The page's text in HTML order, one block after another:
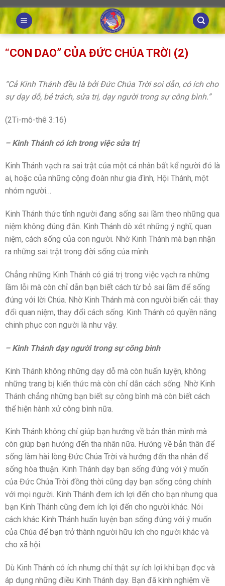
Skip
to
content
“CON DAO” CỦA ĐỨC CHÚA TRỜI (2)
“Cả Kinh Thánh đều là bởi Đức Chúa Trời soi dẫn, có ích cho
sự dạy dỗ, bẻ trách, sửa trị, dạy người trong sự công bình.”
(2Ti-mô-thê 3:16)
– Kinh Thánh có ích trong việc sửa trị
Kinh Thánh vạch ra sai trật của một cá nhân bất kể người đó là
ai, hoặc của những cộng đoàn như gia đình, Hội Thánh, một
nhóm người…
Kinh Thánh thức tỉnh người đang sống sai lầm theo những qua
niệm không đúng đắn. Kinh Thánh dò xét những ý nghĩ, quan
niệm, cách sống của con người. Nhờ Kinh Thánh mà bạn nhận
ra những sai trật trong đời sống của mình.
Chẳng những Kinh Thánh có giá trị trong việc vạch ra những
lầm lỗi mà còn chỉ dẫn bạn biết cách từ bỏ sai lầm để sống
đúng với lời Chúa. Nhờ Kinh Thánh mà con người biến cải: thay
đổi quan niệm, thay đổi cách sống. Kinh Thánh có quyền năng
chinh phục con người là như vậy.
– Kinh Thánh dạy người trong sự công bình
Kinh Thánh không những dạy dỗ mà còn huấn luyện, không
những trang bị kiến thức mà còn chỉ dẫn cách sống. Nhờ Kinh
Thánh chẳng những bạn biết sự công bình mà còn biết cách
thể hiện hành xử công bình nữa.
Kinh Thánh không chỉ giúp bạn hướng về bản thân mình mà
còn giúp bạn hướng đến tha nhân nữa. Hướng về bản thân để
sống làm hài lòng Đức Chúa Trời và hướng đến tha nhân để
sống hòa thuận. Kinh Thánh dạy bạn sống đúng với ý muốn
của Đức Chúa Trời đồng thời cũng dạy bạn sống công chính
với mọi người. Kinh Thánh đem ích lợi đến cho bạn nhưng qua
bạn Kinh Thánh cũng đem ích lợi đến cho người khác. Nói
cách khác Kinh Thánh huấn luyện bạn sống đúng với ý muốn
của Chúa để bạn trở thành người hữu ích cho người khác và
cho xã hội.
Dù Kinh Thánh có ích nhưng chỉ thật sự ích lợi khi bạn đọc và
áp dụng những điều Kinh Thánh dạy. Bạn đã kinh nghiệm về